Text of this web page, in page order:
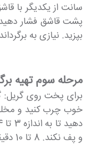
بپزید. نیازی به
مرحله سوم تهیه
و پف نکند. 8 تا 10 دقیقه گذاشته تا پخته و روی آن کباب شود و سپس آن را برگردانید و طرف دیگر را برای 8 تا 10 دقیقه دیگر بپزید.